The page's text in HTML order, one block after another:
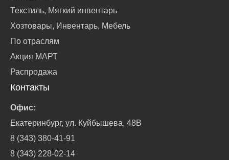
Текстиль, Мягкий инвентарь
Хозтовары, Инвентарь, Мебель
По отраслям
Акция МАРТ
Распродажа
Контакты
Офис:
Екатеринбург, ул. Куйбышева, 48В
8 (343) 380-41-91
8 (343) 228-02-14